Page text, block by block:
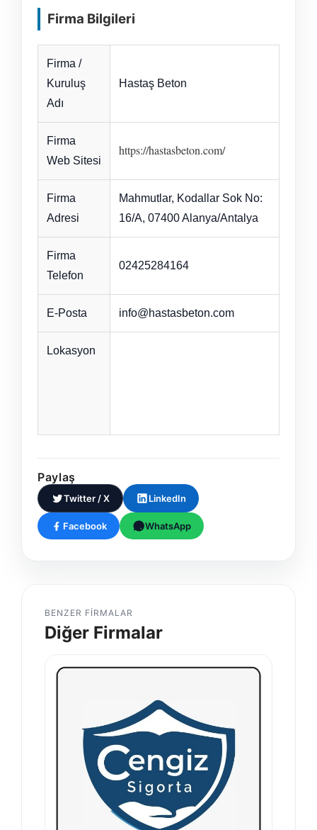
Firma Bilgileri
Firma /
Kuruluş
Adı
Hastaş Beton
Firma
Web Sitesi
https://hastasbeton.com/
Firma
Adresi
Mahmutlar, Kodallar Sok No:
16/A, 07400 Alanya/Antalya
Firma
Telefon
02425284164
E-Posta info@hastasbeton.com
Lokasyon
Paylaş
Twitter / X LinkedIn
Facebook WhatsApp
BENZER FIRMALAR
Diğer Firmalar